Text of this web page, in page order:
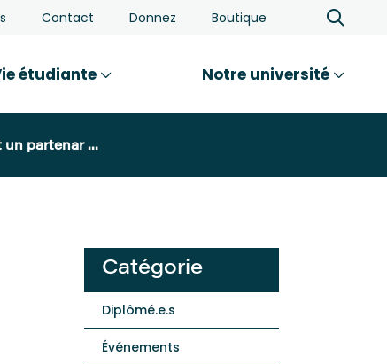
Contact Donnez Boutique
étudiante Notre université
un partenar ...
Catégorie
Diplômé.e.s
Événements